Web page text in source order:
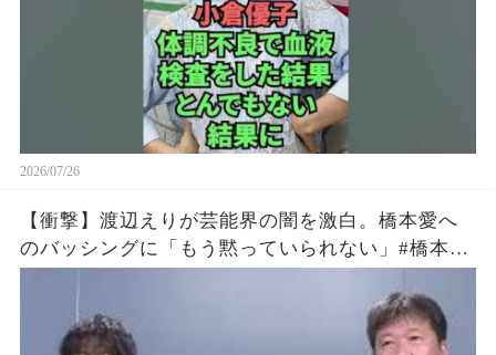
2026/07/26
【衝撃】渡辺えりが芸能界の闇を激白。橋本愛へ
のバッシングに「もう黙っていられない」#橋本愛